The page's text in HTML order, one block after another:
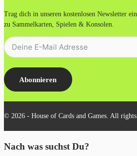
Trag dich in unseren kostenlosen Newsletter
zu Sammelkarten, Spielen & Konsolen.
Abonnieren
© 2026 - House of Cards and Games. All rights
Nach was suchst Du?